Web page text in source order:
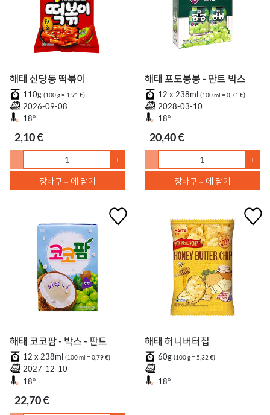
해태 신당동 떡볶이
110g (100 g = 1,91 €)
2026-09-08
18°
2,10 €
- +
장바구니에 담기
해태 포도봉봉 - 판트 박스
12 x 238ml (100 ml = 0,71 €)
2028-03-10
18°
20,40 €
- +
장바구니에 담기
해태 코코팜 - 박스 - 판트
12 x 238ml (100 ml = 0,79 €)
2027-12-10
18°
22,70 €
해태 허니버터칩
60g (100 g = 5,32 €)
18°